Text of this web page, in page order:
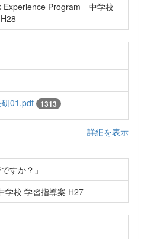
Program 中学校
01.pdf 1313
詳細を表示
すか？」
学校 学習指導案 H27